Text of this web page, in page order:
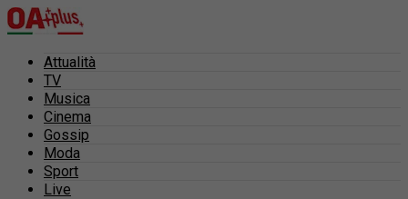
Attualità
TV
Musica
Cinema
Gossip
Moda
Sport
Live